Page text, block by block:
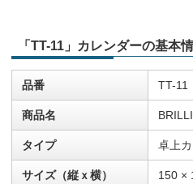
「TT-11」カレンダーの基本
品番 TT-11
商品名
タイプ 卓上
サイズ（縦ｘ横） 150 ×